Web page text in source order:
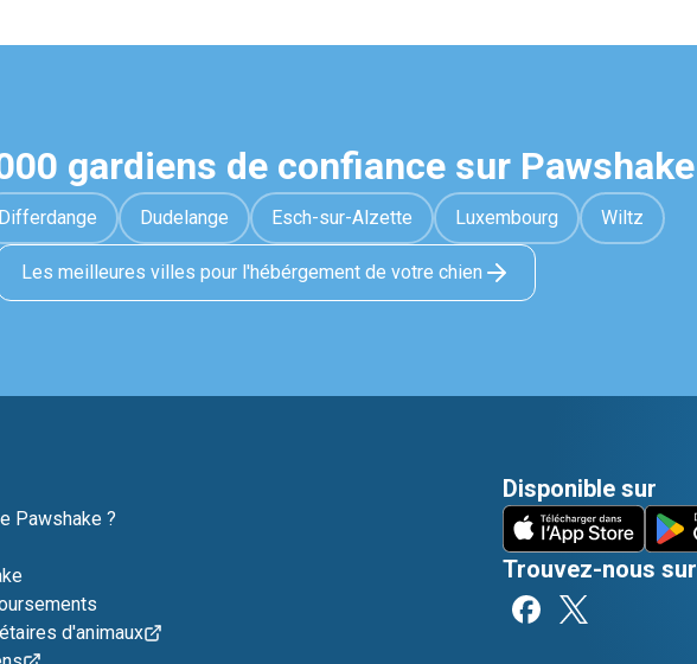
gardiens de confiance sur Pawshake
Differdange Dudelange Esch-sur-Alzette Luxembourg Wiltz
Les meilleures villes pour l'hébérgement de votre chien
Pawshake ?
d'animaux
Disponible sur
Trouvez-nous sur